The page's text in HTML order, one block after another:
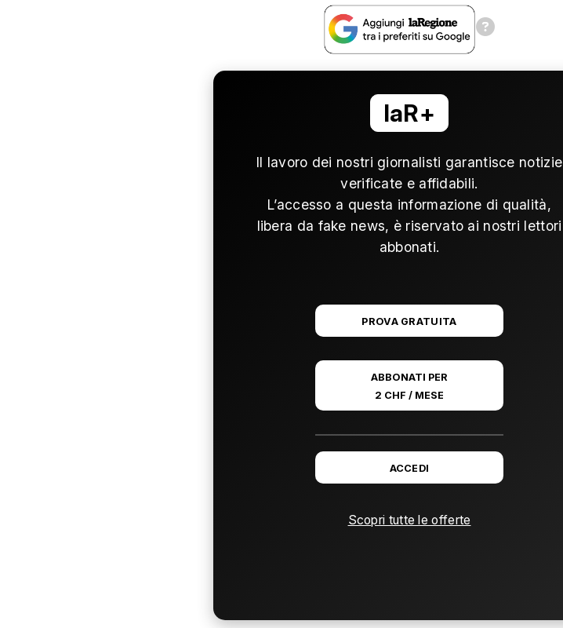
laR+
Il lavoro dei nostri giornalisti garantisce notizie
verificate e affidabili.
L’accesso a questa informazione di qualità,
libera da fake news, è riservato ai nostri lettori
abbonati.
PROVA GRATUITA
ABBONATI PER
2 CHF / MESE
ACCEDI
Scopri tutte le offerte